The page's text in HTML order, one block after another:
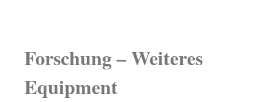
Forschung – Weiteres
Equipment